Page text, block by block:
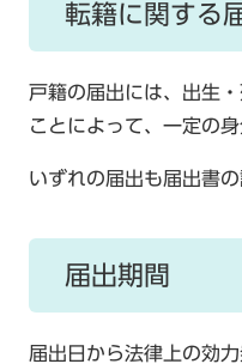
転籍に関する
戸籍の届出には、出生
ことによって、一定の
いずれの届出も届出書
届出期間
届出日から法律上の効